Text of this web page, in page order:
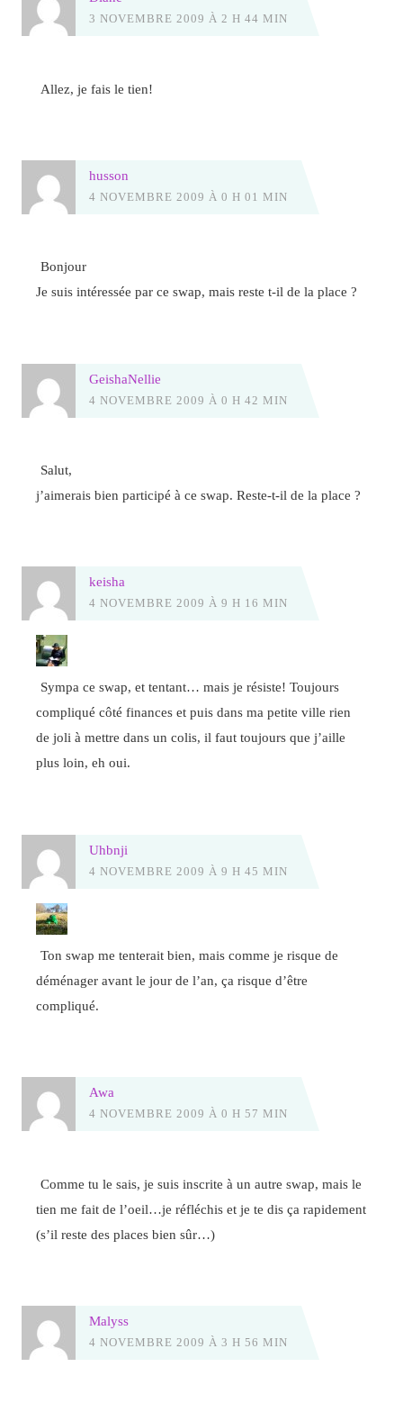
3 NOVEMBRE 2009 À 2 H 44 MIN
Allez, je fais le tien!
husson
4 NOVEMBRE 2009 À 0 H 01 MIN
Bonjour
Je suis intéressée par ce swap, mais reste t-il de la place ?
GeishaNellie
4 NOVEMBRE 2009 À 0 H 42 MIN
Salut,
j’aimerais bien participé à ce swap. Reste-t-il de la place ?
keisha
4 NOVEMBRE 2009 À 9 H 16 MIN
Sympa ce swap, et tentant… mais je résiste! Toujours
compliqué côté finances et puis dans ma petite ville rien
de joli à mettre dans un colis, il faut toujours que j’aille
plus loin, eh oui.
Uhbnji
4 NOVEMBRE 2009 À 9 H 45 MIN
Ton swap me tenterait bien, mais comme je risque de
déménager avant le jour de l’an, ça risque d’être
compliqué.
Awa
4 NOVEMBRE 2009 À 0 H 57 MIN
Comme tu le sais, je suis inscrite à un autre swap, mais le
tien me fait de l’oeil…je réfléchis et je te dis ça rapidement
(s’il reste des places bien sûr…)
Malyss
4 NOVEMBRE 2009 À 3 H 56 MIN